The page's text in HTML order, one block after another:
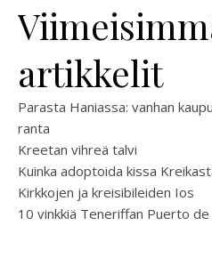
artikkelit
Parasta Haniassa: vanhan
ranta
Kreetan vihreä talvi
Kuinka adoptoida kissa
Kirkkojen ja kreisibileiden Ios
10 vinkkiä Teneriffan Puerto de